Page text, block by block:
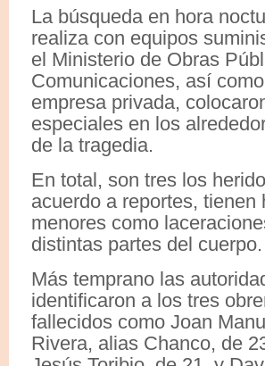
La búsqueda en hora
realiza con equipos
el Ministerio de Obras
Comunicaciones, así
empresa privada,
especiales en los
de la tragedia.
En total, son tres los
acuerdo a reportes, tienen
menores como
distintas partes del cuerpo.
Más temprano las
identificaron a los tres
fallecidos como Joan
Rivera, alias Chanco, de